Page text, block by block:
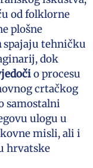
od folklorne
plošne
spajaju tehničku
dok
o procesu
crtačkog
samostalni
ulogu u
misli, ali i
hrvatske